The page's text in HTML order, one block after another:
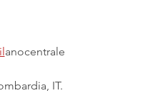
anocentrale
IT.